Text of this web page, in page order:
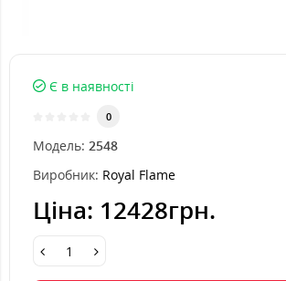
Є в наявності
0
Модель: 2548
Виробник: Royal Flame
Ціна: 12428грн.